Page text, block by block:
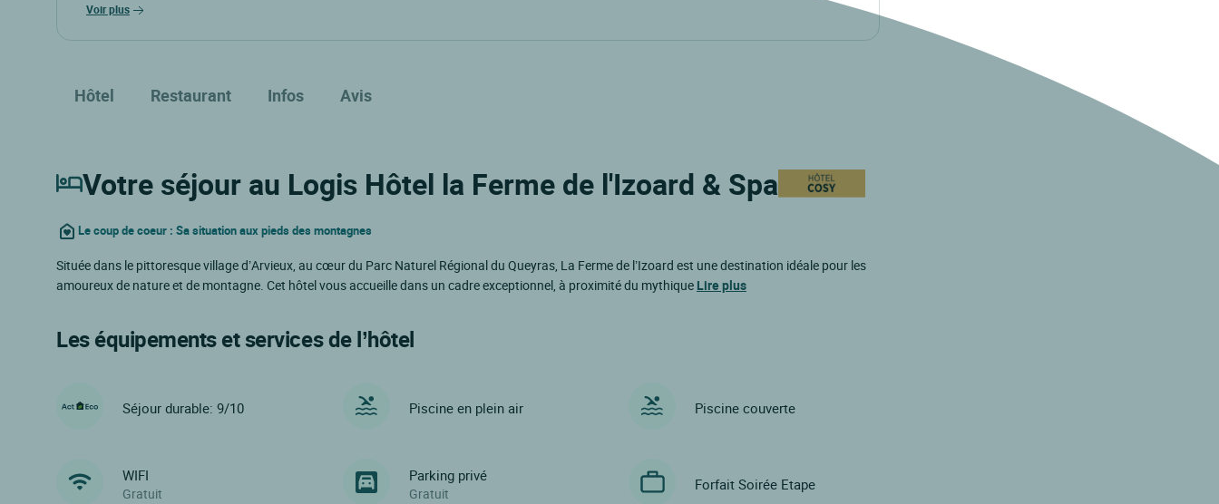
voir plus
Hôtel Restaurant Infos Avis
Votre séjour au Logis Hôtel la Ferme de l'Izoard & Spa
Le coup de coeur : Sa situation aux pieds des montagnes
Située dans le pittoresque village d’Arvieux, au cœur du Parc Naturel Régional du Queyras, La Ferme de l’Izoard est une destination idéale pour les
amoureux de nature et de montagne. Cet hôtel vous accueille dans un cadre exceptionnel, à proximité du mythique Lire plus
Les équipements et services de l’hôtel
Séjour durable: 9/10 Piscine en plein air Piscine couverte
WIFI
Gratuit
Parking privé
Gratuit
Forfait Soirée Etape